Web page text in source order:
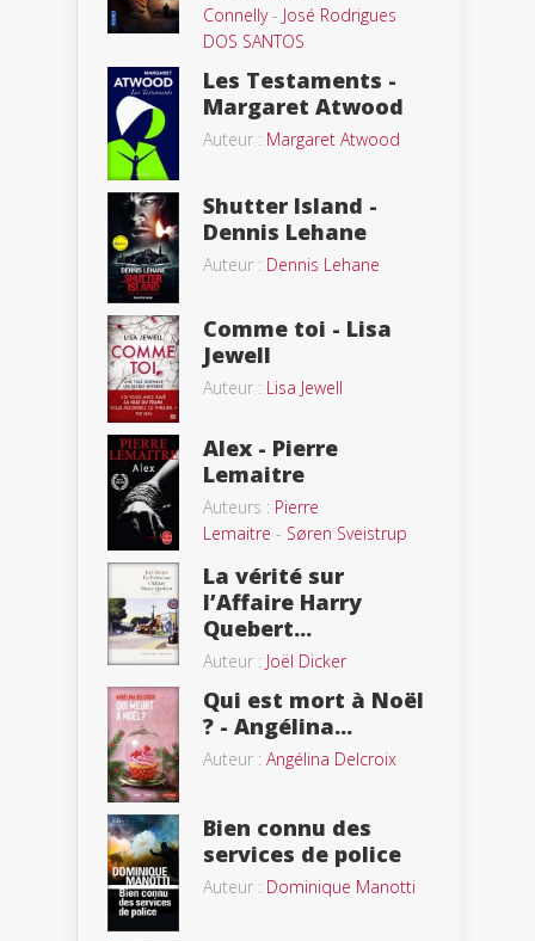
Connelly- José Rodrigues
DOS SANTOS
Les Testaments -
Margaret Atwood
Auteur : Margaret Atwood
Shutter Island -
Dennis Lehane
Auteur : Dennis Lehane
Comme toi - Lisa
Jewell
Auteur : Lisa Jewell
Alex - Pierre
Lemaitre
Auteurs : Pierre
Lemaitre - Søren Sveistrup
La vérité sur
l’Affaire Harry
Quebert...
Auteur : Joël Dicker
Qui est mort à Noël
? - Angélina...
Auteur : Angélina Delcroix
Bien connu des
services de police
Auteur : Dominique Manotti